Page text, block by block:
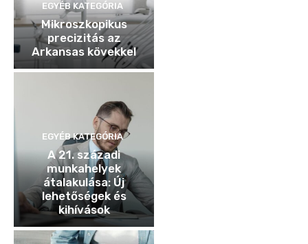
EGYÉB KATEGÓRIA
Mikroszkopikus
precizitás az
Arkansas kövekkel
EGYÉB KATEGÓRIA
A 21. századi
munkahelyek
átalakulása: Új
lehetőségek és
kihívások